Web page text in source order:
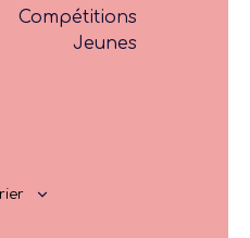
Compétitions
Jeunes